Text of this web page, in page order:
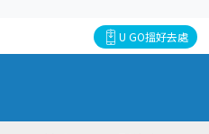
U GO搵好去處